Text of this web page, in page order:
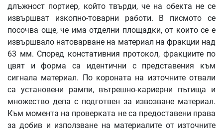
длъжност портиер, който твърди, че на обекта не се
извършват изкопно-товарни работи. В писмото се
посочва още, че има отделни площадки, от които се е
извършвало натоварване на материал на фракции над
63 мм. Според констативния протокол, фракциите по
цвят и форма са идентични с представения към
сигнала материал. По короната на източните отвали
са установени рампи, вътрешно-кариерни пътища и
множество депа с подготвен за извозване материал.
Към момента на проверката не са предоставени права
за добив и използване на материалите от източните